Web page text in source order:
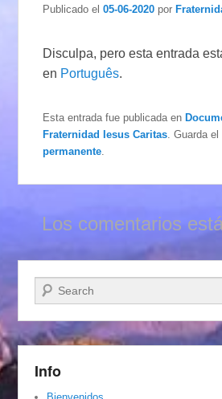
Publicado el 05-06-2020 por
Disculpa, pero esta entrada
en Português.
Esta entrada fue publicada en
Fraternidad Iesus Caritas . Guarda el
permanente
Los comentarios
Buscar
Info